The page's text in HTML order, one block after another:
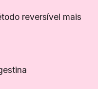
reversível mais